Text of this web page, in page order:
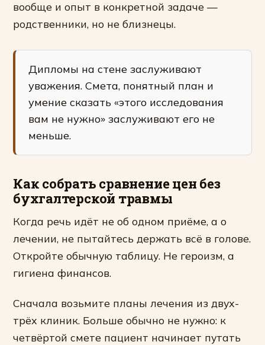
вообще и опыт в конкретной задаче —
родственники, но не близнецы.
Дипломы на стене заслуживают
уважения. Смета, понятный план и
умение сказать «этого исследования
вам не нужно» заслуживают его не
меньше.
Как собрать сравнение цен без
бухгалтерской травмы
Когда речь идёт не об одном приёме, а о
лечении, не пытайтесь держать всё в голове.
Откройте обычную таблицу. Не героизм, а
гигиена финансов.
Сначала возьмите планы лечения из двух-
трёх клиник. Больше обычно не нужно: к
четвёртой смете пациент начинает путать